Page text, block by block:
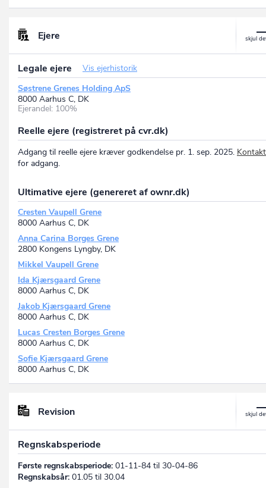
Ejere
Legale ejere
Vis ejerhistorik
Søstrene Grenes Holding ApS
8000 Aarhus C, DK
Ejerandel: 100%
Reelle ejere (registreret på cvr.dk)
Adgang til reelle ejere kræver godkendelse pr. 1. sep. 2025.
for adgang.
Ultimative ejere (genereret af ownr.dk)
Cresten Vaupell Grene
8000 Aarhus C, DK
Anna Carina Borges Grene
2800 Kongens Lyngby, DK
Mikkel Vaupell Grene
Ida Kjærsgaard Grene
8000 Aarhus C, DK
Jakob Kjærsgaard Grene
8000 Aarhus C, DK
Lucas Cresten Borges Grene
8000 Aarhus C, DK
Sofie Kjærsgaard Grene
8000 Aarhus C, DK
Revision
Regnskabsperiode
Første regnskabsperiode: 01-11-84 til 30-04-86
Regnskabsår: 01.05 til 30.04